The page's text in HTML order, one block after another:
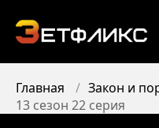
Главная
Закон и
13 сезон 22 серия